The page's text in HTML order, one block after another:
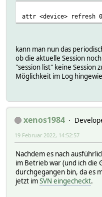
attr <device> refresh 0
kann man nun das
ob die aktuelle Session
"session list" keine Session
Möglichkeit im Log
xenos1984
19 Februar 2022, 14:52:57
Nachdem es nach
im Betrieb war (und ich die
durchgegangen bin, da es
jetzt imSVN eingecheckt.